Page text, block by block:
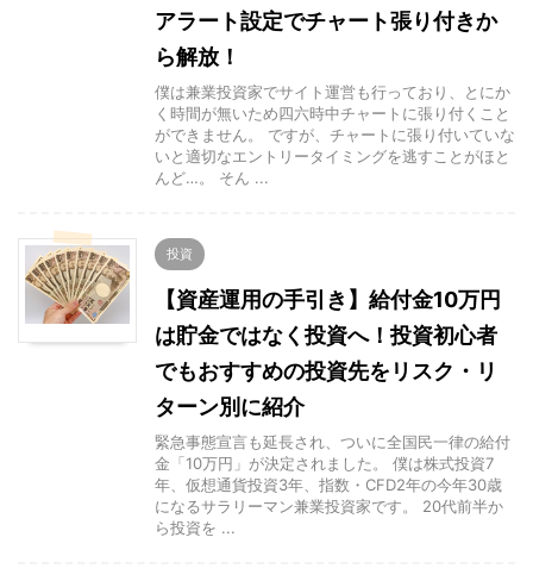
アラート設定でチャート張り付きか
ら解放！
僕は兼業投資家でサイト運営も行っており、とにか
く時間が無いため四六時中チャートに張り付くこと
ができません。 ですが、チャートに張り付いていな
いと適切なエントリータイミングを逃すことがほと
んど…。 そん ...
投資
【資産運用の手引き】給付金10万円
は貯金ではなく投資へ！投資初心者
でもおすすめの投資先をリスク・リ
ターン別に紹介
緊急事態宣言も延長され、ついに全国民一律の給付
金「10万円」が決定されました。 僕は株式投資7
年、仮想通貨投資3年、指数・CFD2年の今年30歳
になるサラリーマン兼業投資家です。 20代前半か
ら投資を ...